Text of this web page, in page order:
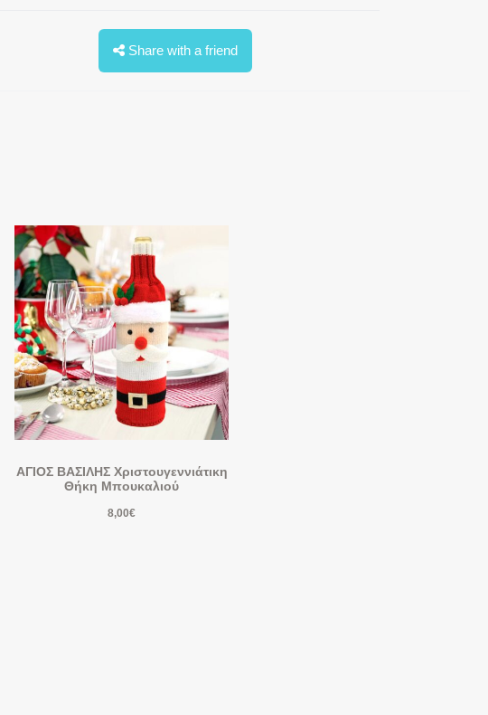
Share with a friend
ΑΓΙΟΣ ΒΑΣΙΛΗΣ Χριστουγεννιάτικη
Θήκη Μπουκαλιού
8,00€